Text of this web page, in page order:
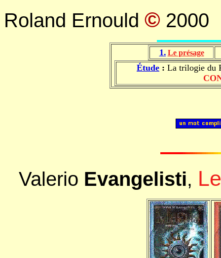
Roland Ernould © 2000
1. Le présage
Étude : La trilogie du
Valerio Evangelisti,